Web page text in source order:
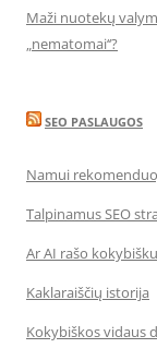
Maži nuotekų
„nematomai‘‘?
SEO PASLAUGOS
Namui
Talpinamus SEO
Ar AI rašo
Kaklaraiščių istorija
Kokybiškos vidaus